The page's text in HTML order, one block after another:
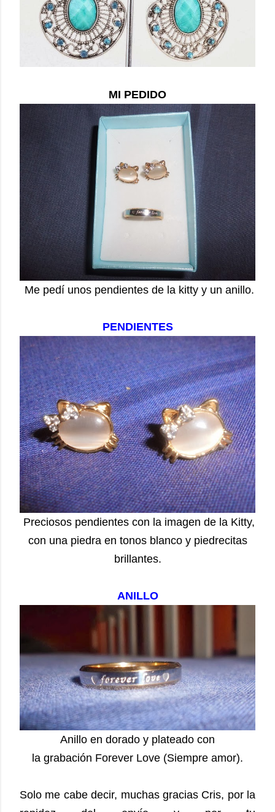
MI PEDIDO
Me pedí unos pendientes de la kitty y un anillo.
PENDIENTES
Preciosos pendientes con la imagen de la Kitty,
con una piedra en tonos blanco y piedrecitas
brillantes.
ANILLO
Anillo en dorado y plateado con
la grabación Forever Love (Siempre amor).
Solo me cabe decir, muchas gracias Cris, por la